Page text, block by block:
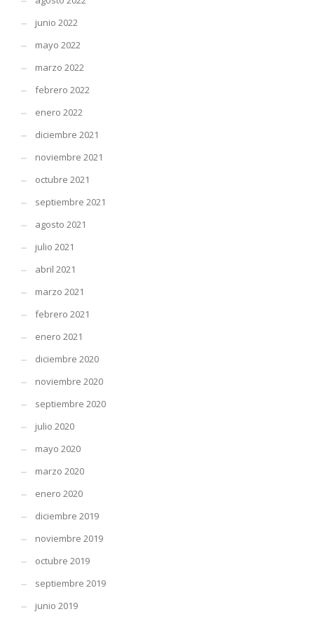
junio 2022
mayo 2022
marzo 2022
febrero 2022
enero 2022
diciembre 2021
noviembre 2021
octubre 2021
septiembre 2021
agosto 2021
julio 2021
abril 2021
marzo 2021
febrero 2021
enero 2021
diciembre 2020
noviembre 2020
septiembre 2020
julio 2020
mayo 2020
marzo 2020
enero 2020
diciembre 2019
noviembre 2019
octubre 2019
septiembre 2019
junio 2019